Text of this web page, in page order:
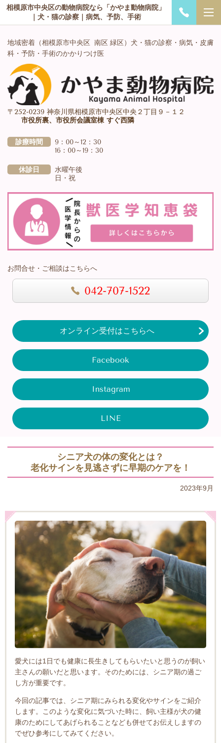
相模原市中央区の動物病院なら「かやま動物病院」
｜犬・猫の診察｜病気、予防、手術
地域密着（相模原市中央区 南区 緑区） 犬・猫の診察・病気・皮膚
科・予防・手術のかかりつけ医
〒252-0239 神奈川県相模原市中央区中央２丁目９－１２
市役所裏、市役所会議室棟 すぐ西隣
診療時間
9：00～12：30
16：00～19：30
休診日
水曜午後
日・祝
お問合せ・ご相談はこちらへ
042-707-1522
オンライン受付はこちらへ
Facebook
Instagram
LINE
シニア犬の体の変化とは？
老化サインを見逃さずに早期のケアを！
2023年9月
愛犬には1日でも健康に長生きしてもらいたいと思うのが飼い
主さんの願いだと思います。そのためには、シニア期の過ご
し方が重要です。
今回の記事では、シニア期にみられる変化やサインをご紹介
します。このような変化に気づいた時に、飼い主様が犬の健
康のためにしてあげられることなども併せてお伝えしますの
でぜひ参考にしてみてください。